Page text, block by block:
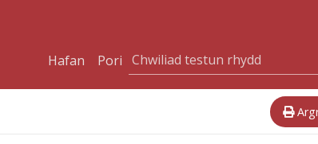
Hafan
Pori